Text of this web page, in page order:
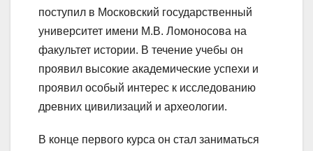
поступил в Московский государственный
университет имени М.В. Ломоносова на
факультет истории. В течение учебы он
проявил высокие академические успехи и
проявил особый интерес к исследованию
древних цивилизаций и археологии.
В конце первого курса он стал заниматься